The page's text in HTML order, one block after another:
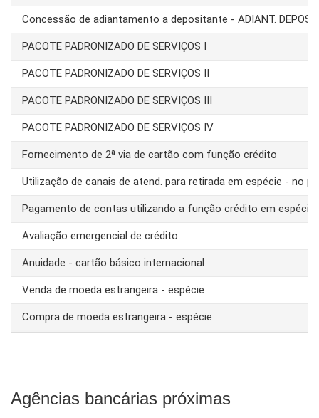
Concessão de adiantamento a depositante - ADIANT.
PACOTE PADRONIZADO DE SERVIÇOS I
PACOTE PADRONIZADO DE SERVIÇOS II
PACOTE PADRONIZADO DE SERVIÇOS III
PACOTE PADRONIZADO DE SERVIÇOS IV
Fornecimento de 2ª via de cartão com função crédito
Utilização de canais de atend. para retirada em espécie - no
Pagamento de contas utilizando a função crédito em espécie
Avaliação emergencial de crédito
Anuidade - cartão básico internacional
Venda de moeda estrangeira - espécie
Compra de moeda estrangeira - espécie
Agências bancárias próximas